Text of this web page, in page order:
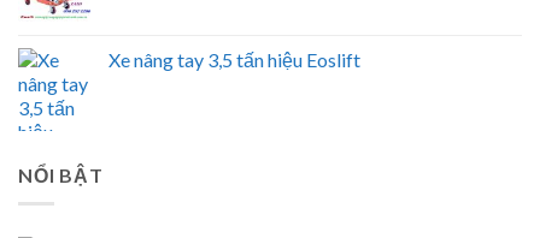
Xe nâng tay 3,5 tấn hiệu Eoslift
NỔI BẬT